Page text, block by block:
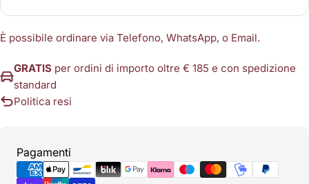
È possibile ordinare via Telefono, WhatsApp, o Email.
GRATIS per ordini di importo oltre € 185 e con spedizione
standard
Politica resi
Pagamenti
Metodi
di